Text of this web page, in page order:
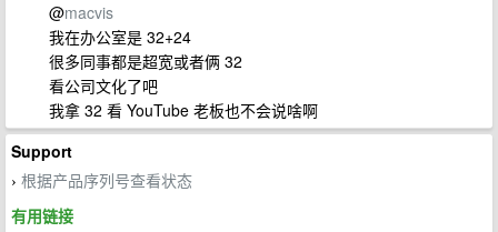
@macvis
我在办公室是 32+24
很多同事都是超宽或者俩 32
看公司文化了吧
我拿 32 看 YouTube 老板也不会说啥啊
Support
› 根据产品序列号查看状态
有用链接